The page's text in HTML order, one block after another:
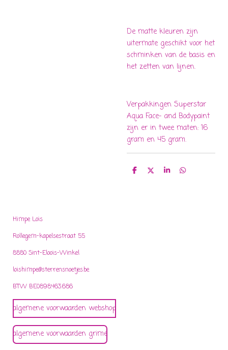
De matte kleuren zijn
uitermate geschikt voor het
schminken van de basis en
het zetten van lijnen.
Verpakkingen Superstar
Aqua Face- and Bodypaint
zijn er in twee maten: 16
gram en 45 gram.
D D S D
Himpe Lois
Rollegem-kapelsestraat 55
8880 Sint-Eloois-Winkel
loishimpe@sterrensnoetjes.be
BTW BE0898.463.686
algemene voorwaarden webshop
algemene voorwaarden grime